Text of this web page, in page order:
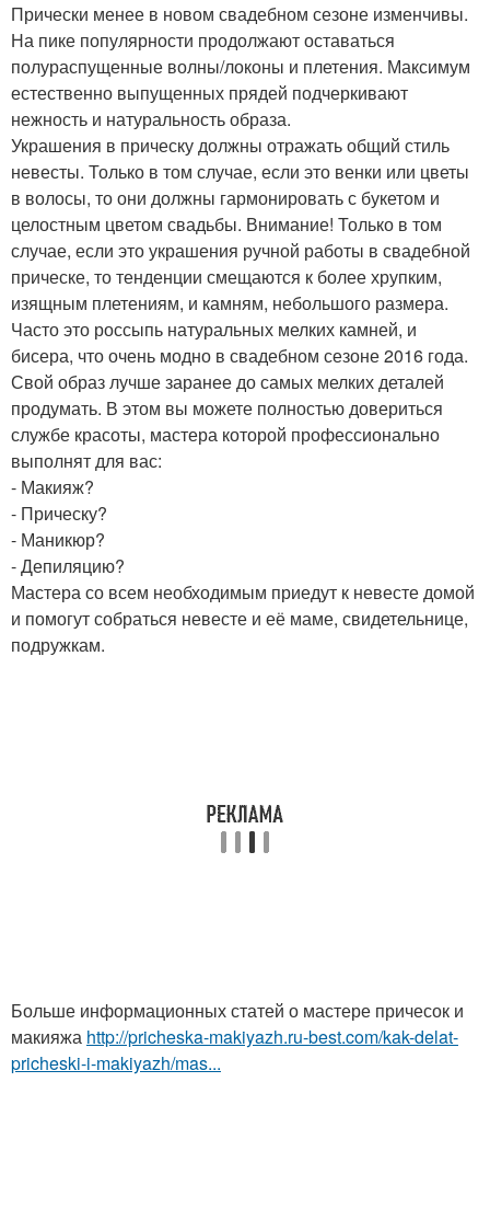
Прически менее в новом свадебном сезоне изменчивы.
На пике популярности продолжают оставаться
полураспущенные волны/локоны и плетения. Максимум
естественно выпущенных прядей подчеркивают
нежность и натуральность образа.
Украшения в прическу должны отражать общий стиль
невесты. Только в том случае, если это венки или цветы
в волосы, то они должны гармонировать с букетом и
целостным цветом свадьбы. Внимание! Только в том
случае, если это украшения ручной работы в свадебной
прическе, то тенденции смещаются к более хрупким,
изящным плетениям, и камням, небольшого размера.
Часто это россыпь натуральных мелких камней, и
бисера, что очень модно в свадебном сезоне 2016 года.
Свой образ лучше заранее до самых мелких деталей
продумать. В этом вы можете полностью довериться
службе красоты, мастера которой профессионально
выполнят для вас:
- Макияж?
- Прическу?
- Маникюр?
- Депиляцию?
Мастера со всем необходимым приедут к невесте домой
и помогут собраться невесте и её маме, свидетельнице,
подружкам.
Больше информационных статей о мастере причесок и
макияжа http://pricheska-makiyazh.ru-best.com/kak-delat-
pricheski-i-makiyazh/mas...